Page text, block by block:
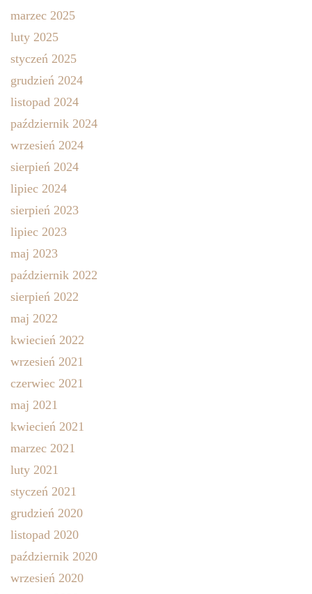
marzec 2025
luty 2025
styczeń 2025
grudzień 2024
listopad 2024
październik 2024
wrzesień 2024
sierpień 2024
lipiec 2024
sierpień 2023
lipiec 2023
maj 2023
październik 2022
sierpień 2022
maj 2022
kwiecień 2022
wrzesień 2021
czerwiec 2021
maj 2021
kwiecień 2021
marzec 2021
luty 2021
styczeń 2021
grudzień 2020
listopad 2020
październik 2020
wrzesień 2020